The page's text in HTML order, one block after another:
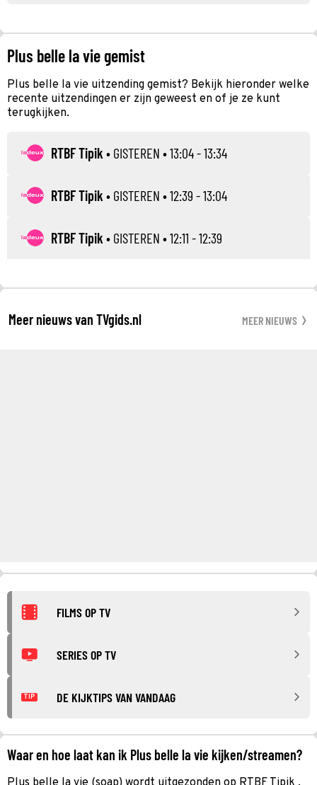
Plus belle la vie gemist
Plus belle la vie uitzending gemist? Bekijk hieronder welke
recente uitzendingen er zijn geweest en of je ze kunt
terugkijken.
RTBF Tipik • GISTEREN • 13:04 - 13:34
RTBF Tipik • GISTEREN • 12:39 - 13:04
RTBF Tipik • GISTEREN • 12:11 - 12:39
Meer nieuws van TVgids.nl MEER NIEUWS
FILMS OP TV
SERIES OP TV
TIP DE KIJKTIPS VAN VANDAAG
Waar en hoe laat kan ik Plus belle la vie kijken/streamen?